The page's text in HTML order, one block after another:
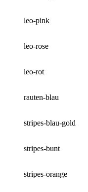
leo-pink
leo-rose
leo-rot
rauten-blau
stripes-blau-gold
stripes-bunt
stripes-orange